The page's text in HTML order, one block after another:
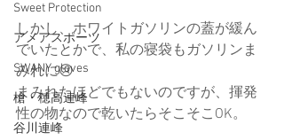
Sweet Protection
アメアスポーツ
SWANY gloves
槍・穂高連峰
谷川連峰
しかし、ホワイトガソリンの蓋が緩ん
でいたとかで、私の寝袋もガソリンま
みれに😢
まみれたほどでもないのですが、揮発
性の物なので乾いたらそこそこOK。